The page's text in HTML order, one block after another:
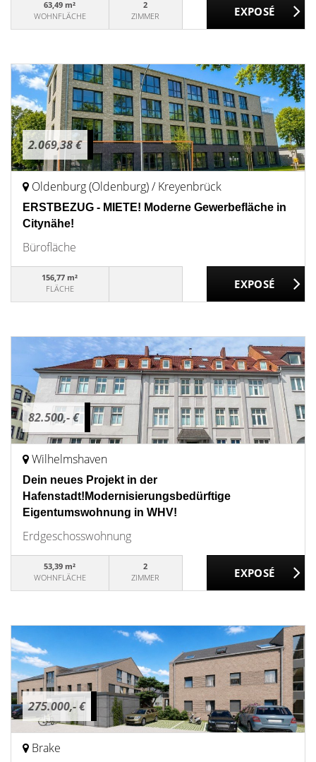
63,49 m²
WOHNFLÄCHE
2
ZIMMER
2.069,38 €
Oldenburg (Oldenburg) / Kreyenbrück
ERSTBEZUG - MIETE! Moderne Gewerbefläche in
Citynähe!
Bürofläche
156,77 m²
FLÄCHE
82.500,- €
Wilhelmshaven
Dein neues Projekt in der
Hafenstadt!Modernisierungsbedürftige
Eigentumswohnung in WHV!
Erdgeschosswohnung
53,39 m²
WOHNFLÄCHE
2
ZIMMER
275.000,- €
Brake